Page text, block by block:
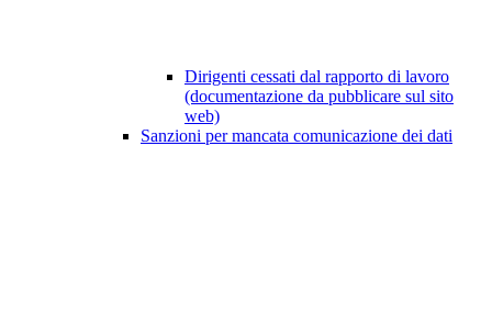
Dirigenti cessati dal rapporto di lavoro
(documentazione da pubblicare sul sito
web)
Sanzioni per mancata comunicazione dei dati